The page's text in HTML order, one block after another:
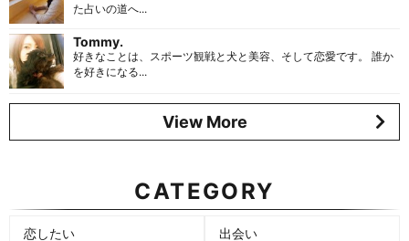
た占いの道へ...
Tommy.
好きなことは、スポーツ観戦と犬と美容、そして恋愛です。 誰か
を好きになる...
View More
CATEGORY
恋したい 出会い